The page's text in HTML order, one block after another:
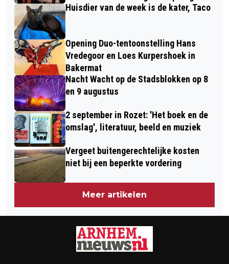
Huisdier van de week is de kater, Taco
Opening Duo-tentoonstelling Hans
Vredegoor en Loes Kurpershoek in
Bakermat
Nacht Wacht op de Stadsblokken op 8
en 9 augustus
2 september in Rozet: 'Het boek en de
omslag', literatuur, beeld en muziek
Vergeet buitengerechtelijke kosten
niet bij een beperkte vordering
Meer artikelen